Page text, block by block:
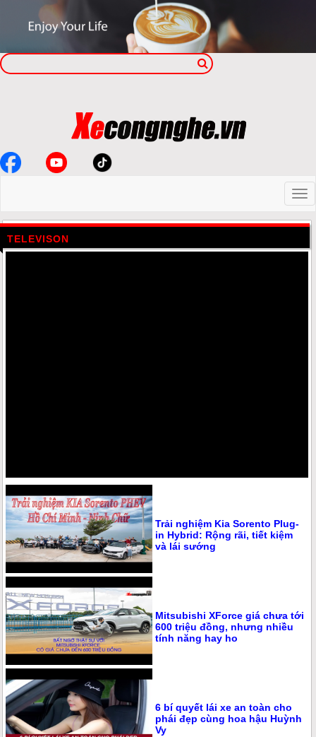
TELEVISON
Trải nghiệm Kia Sorento Plug-
in Hybrid: Rộng rãi, tiết kiệm
và lái sướng
Mitsubishi XForce giá chưa tới
600 triệu đồng, nhưng nhiều
tính năng hay ho
6 bí quyết lái xe an toàn cho
phái đẹp cùng hoa hậu Huỳnh
Vy